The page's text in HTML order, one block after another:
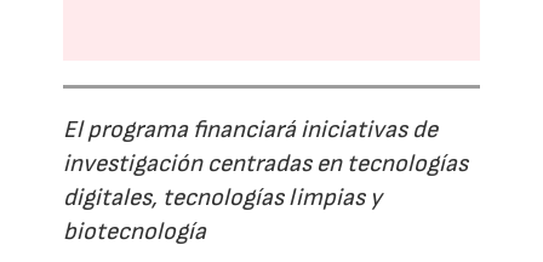
El programa financiará iniciativas de
investigación centradas en tecnologías
digitales, tecnologías limpias y
biotecnología